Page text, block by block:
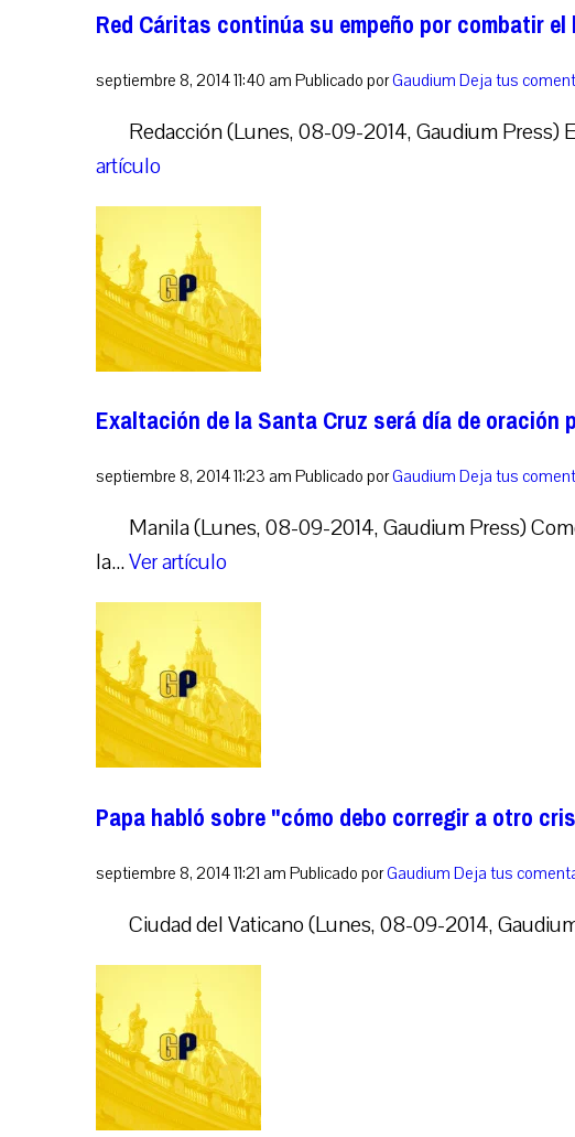
Red Cáritas continúa su empeño por combatir
septiembre 8, 2014 11:40 am Publicado porGaudium Deja tus
Redacción (Lunes, 08-09-2014, Gaudium Press)
artículo
Exaltación de la Santa Cruz será día de oración
septiembre 8, 2014 11:23 am Publicado porGaudium Deja tus
Manila (Lunes, 08-09-2014, Gaudium Press)
la...Ver artículo
Papa habló sobre "cómo debo corregir a otro
septiembre 8, 2014 11:21 am Publicado porGaudium Deja tus
Ciudad del Vaticano (Lunes, 08-09-2014,